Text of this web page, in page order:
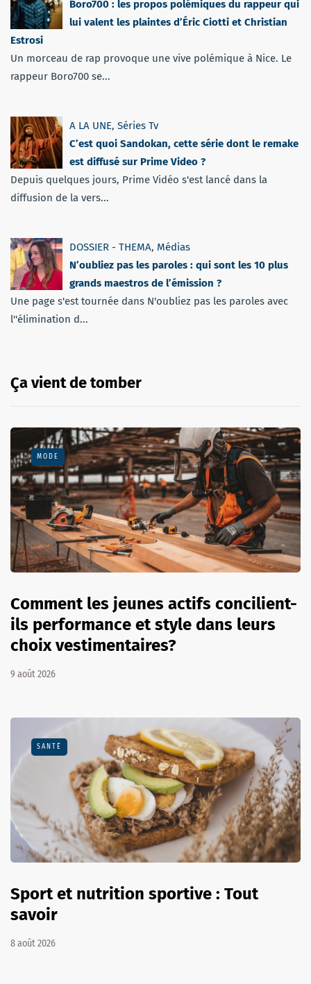
Boro700 : les propos polémiques du rappeur qui
lui valent les plaintes d’Éric Ciotti et Christian
Estrosi
Un morceau de rap provoque une vive polémique à Nice. Le
rappeur Boro700 se...
A LA UNE, Séries Tv
C’est quoi Sandokan, cette série dont le remake
est diffusé sur Prime Video ?
Depuis quelques jours, Prime Vidéo s'est lancé dans la
diffusion de la vers...
DOSSIER - THEMA, Médias
N’oubliez pas les paroles : qui sont les 10 plus
grands maestros de l’émission ?
Une page s'est tournée dans N'oubliez pas les paroles avec
l''élimination d...
Ça vient de tomber
MODE
Comment les jeunes actifs concilient-
ils performance et style dans leurs
choix vestimentaires?
9 août 2026
SANTÉ
Sport et nutrition sportive : Tout
savoir
8 août 2026